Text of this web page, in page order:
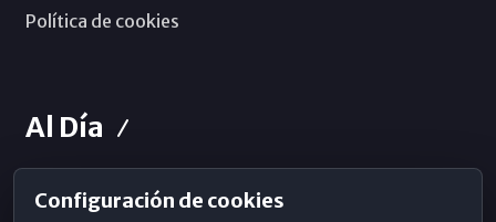
Política de cookies
Al Día
Horarios de Misa
Configuración de cookies